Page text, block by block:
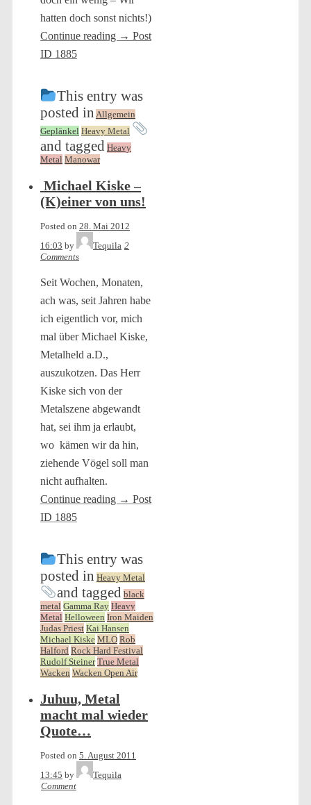
hatten doch sonst nichts!)
Continue reading → Post
ID 1885
This entry was
posted in Allgemein
Geplänkel Heavy Metal
and tagged Heavy
Metal Manowar
Michael Kiske –
(K)einer von uns!
Posted on 28. Mai 2012
16:03 by Tequila 2
Comments
Seit Wochen, Monaten,
ach was, seit Jahren habe
ich eigentlich vor, mich
mal über Michael Kiske,
Metalheld a.D.,
auszukotzen. Das Herr
Kiske sich von der
Metalszene abgewandt
hat, sei ihm ja erlaubt,
wo kämen wir da hin,
ziehende Vögel soll man
nicht aufhalten.
Continue reading → Post
ID 1885
This entry was
posted in Heavy Metal
and tagged black
metal Gamma Ray Heavy
Metal Helloween Iron Maiden
Judas Priest Kai Hansen
Michael Kiske MLO Rob
Halford Rock Hard Festival
Rudolf Steiner True Metal
Wacken Wacken Open Air
Juhuu, Metal
macht mal wieder
Quote…
Posted on 5. August 2011
13:45 by
Tequila
Comment